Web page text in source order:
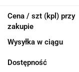
Cena / szt (kpl) przy
zakupie
Wysyłka w ciągu
Dostępność